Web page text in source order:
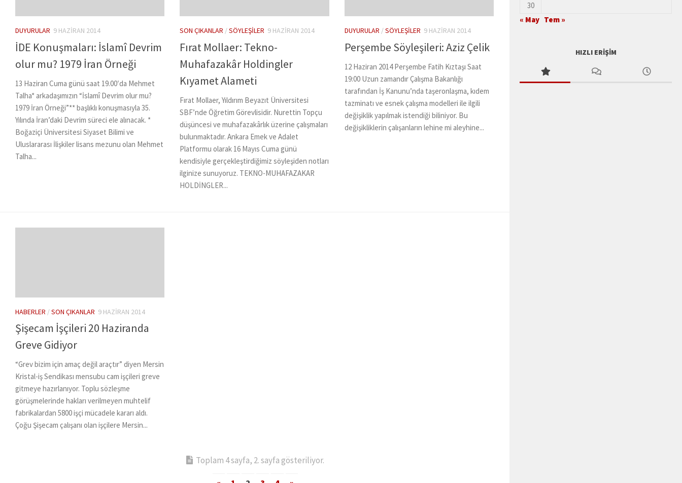
DUYURULAR 9 HAZIRAN 2014
İDE Konuşmaları: İslamî Devrim
olur mu? 1979 İran Örneği
13 Haziran Cuma günü saat 19.00′da Mehmet
Talha* arkadaşımızın “İslamî Devrim olur mu?
1979 İran Örneği”** başlıklı konuşmasıyla 35.
Yılında İran’daki Devrim süreci ele alınacak. *
Boğaziçi Üniversitesi Siyaset Bilimi ve
Uluslararası İlişkiler lisans mezunu olan Mehmet
Talha...
SON ÇIKANLAR /SÖYLEŞILER 9 HAZIRAN 2014
Fırat Mollaer: Tekno-
Muhafazakâr Holdingler
Kıyamet Alameti
Fırat Mollaer, Yıldırım Beyazıt Üniversitesi
SBF’nde Öğretim Görevlisidir. Nurettin Topçu
düşüncesi ve muhafazakârlık üzerine çalışmaları
bulunmaktadır. Ankara Emek ve Adalet
Platformu olarak 16 Mayıs Cuma günü
kendisiyle gerçekleştirdiğimiz söyleşiden notları
ilginize sunuyoruz. TEKNO-MUHAFAZAKAR
HOLDİNGLER...
DUYURULAR /SÖYLEŞILER 9 HAZIRAN 2014
Perşembe Söyleşileri: Aziz Çelik
12 Haziran 2014 Perşembe Fatih Kıztaşı Saat
19:00 Uzun zamandır Çalışma Bakanlığı
tarafından İş Kanunu’nda taşeronlaşma, kıdem
tazminatı ve esnek çalışma modelleri ile ilgili
değişiklik yapılmak istendiği biliniyor. Bu
değişikliklerin çalışanların lehine mi aleyhine...
HABERLER /SON ÇIKANLAR 9 HAZIRAN 2014
Şişecam İşçileri 20 Haziranda
Greve Gidiyor
“Grev bizim için amaç değil araçtır” diyen Mersin
Kristal-iş Sendikası mensubu cam işçileri greve
gitmeye hazırlanıyor. Toplu sözleşme
görüşmelerinde hakları verilmeyen muhtelif
fabrikalardan 5800 işçi mücadele kararı aldı.
Çoğu Şişecam çalışanı olan işçilere Mersin...
Toplam 4 sayfa, 2. sayfa gösteriliyor.
30
« May Tem »
HIZLI ERIŞIM